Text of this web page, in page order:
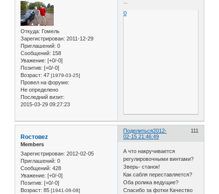
Откуда: Гомель
Зарегистрирован: 2011-12-29
Приглашений: 0
Сообщений: 158
Уважение: [+0/-0]
Позитив: [+0/-0]
Возраст: 47 [1979-03-25]
Провел на форуме:
Не определено
Последний визит:
2015-03-29 09:27:23
0
Поделиться 111
2012-
02-15 21:46:49
Roстовеz
Members
Зарегистрирован: 2012-02-05
Приглашений: 0
Сообщений: 428
Уважение: [+0/-0]
Позитив: [+0/-0]
Возраст: 85 [1941-08-08]
А что накручивается
регулировочными винтами?
Зверь- станок!
Как сабля переставляется?
Оба ролика ведущие?
Спасибо за фотки Качество